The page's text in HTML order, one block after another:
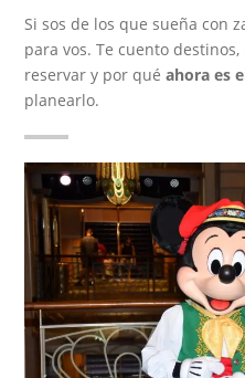
Si sos de los que sueña con
para vos. Te cuento
reservar y por quéahora es
planearlo.